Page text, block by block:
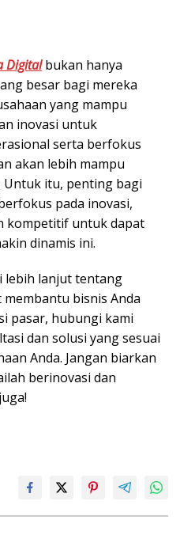
Digitalbukan hanya
besar bagi mereka
yang mampu
inovasi untuk
serta berfokus
akan lebih mampu
itu, penting bagi
pada inovasi,
kompetitif untuk dapat
dinamis ini.
lebih lanjut tentang
bisnis Anda
pasar, hubungi kami
dan solusi yang sesuai
Anda. Jangan biarkan
berinovasi dan